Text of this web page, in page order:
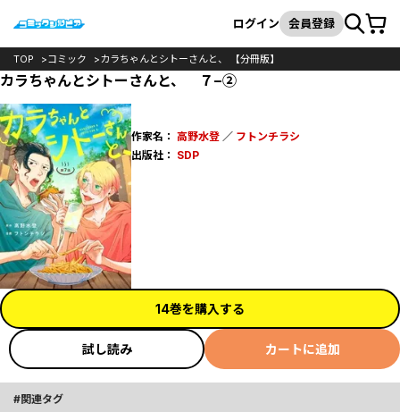
検索
ログイン 会員登録カート
TOP コミック カラちゃんとシトーさんと、 【分冊版】
カラちゃんとシトーさんと、 ７−②
作家名： 高野水登／ フトンチラシ
出版社： SDP
14巻を購入する
試し読み カートに追加
関連タグ